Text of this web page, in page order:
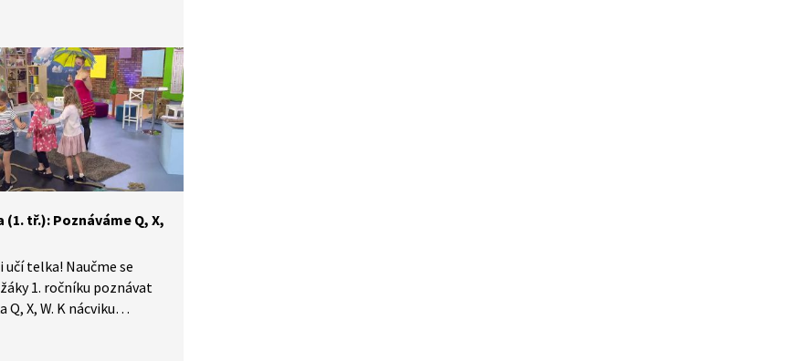
větách a doplňovacích
V závěru si i natrénují, jak
píše.
(1. tř.): Poznáváme Q, X,
učí telka! Naučme se
1. ročníku poznávat
Q, X, W. K nácviku